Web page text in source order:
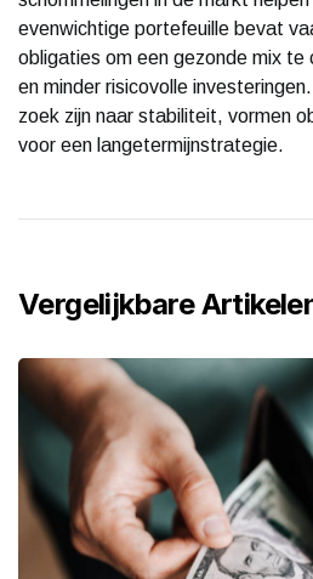
evenwichtige portefeuille bevat
obligaties om een gezonde mix te
en minder risicovolle
zoek zijn naar stabiliteit, vormen
voor een langetermijnstrategie.
Vergelijkbare